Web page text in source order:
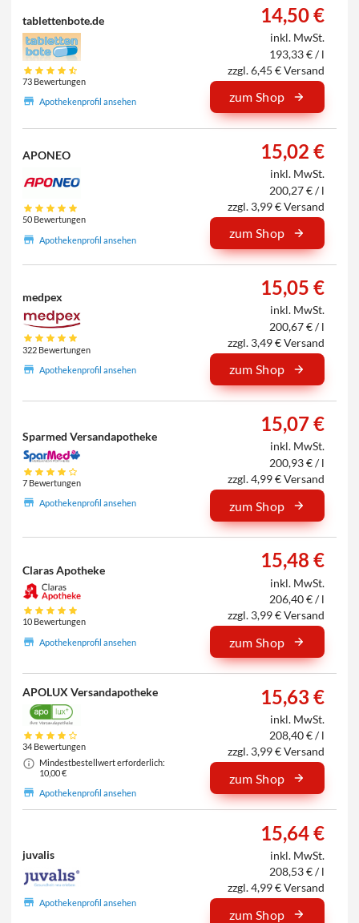
tablettenbote.de
73 Bewertungen
Apothekenprofil ansehen
14,50 €
inkl. MwSt.
193,33 € / l
zzgl. 6,45 € Versand
zum Shop
APONEO
50 Bewertungen
Apothekenprofil ansehen
15,02 €
inkl. MwSt.
200,27 € / l
zzgl. 3,99 € Versand
zum Shop
medpex
322 Bewertungen
Apothekenprofil ansehen
15,05 €
inkl. MwSt.
200,67 € / l
zzgl. 3,49 € Versand
zum Shop
Sparmed Versandapotheke
7 Bewertungen
Apothekenprofil ansehen
15,07 €
inkl. MwSt.
200,93 € / l
zzgl. 4,99 € Versand
zum Shop
Claras Apotheke
10 Bewertungen
Apothekenprofil ansehen
15,48 €
inkl. MwSt.
206,40 € / l
zzgl. 3,99 € Versand
zum Shop
APOLUX Versandapotheke
34 Bewertungen
Mindestbestellwert erforderlich:
10,00 €
Apothekenprofil ansehen
15,63 €
inkl. MwSt.
208,40 € / l
zzgl. 3,99 € Versand
zum Shop
juvalis
Apothekenprofil ansehen
15,64 €
inkl. MwSt.
208,53 € / l
zzgl. 4,99 € Versand
zum Shop